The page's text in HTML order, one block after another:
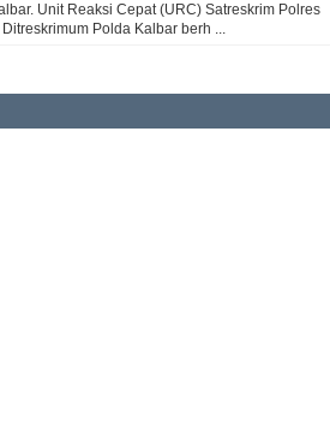
Unit Reaksi Cepat (URC) Satreskrim Polres
Polda Kalbar berh ...